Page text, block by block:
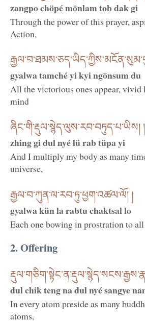
zangpo chöpé mönlam tob dak gi
Through the power of this prayer,
Action,
gyalwa tamché yi kyi ngönsum du
All the victorious ones appear, vivid
mind
ཞིང་གི་རྡུལ་སྙེད་ལུས་རབ་བཏུད་པ་ཡིས། །
zhing gi dul nyé lü rab tüpa yi
And I multiply my body as many
universe,
རྒྱལ་བ་ཀུན་ལ་རབ་ཏུ་ཕྱག་འཚལ་ལོ། །
gyalwa kün la rabtu chaktsal lo
Each one bowing in prostration to all
2. Offering
dul chik teng na dul nyé sangye
In every atom preside as many
atoms,